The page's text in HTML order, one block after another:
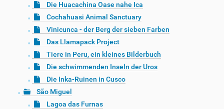
Die Huacachina Oase nahe Ica
Cochahuasi Animal Sanctuary
Vinicunca - der Berg der sieben Farben
Das Llamapack Project
Tiere in Peru, ein kleines Bilderbuch
Die schwimmenden Inseln der Uros
Die Inka-Ruinen in Cusco
São Miguel
Lagoa das Furnas